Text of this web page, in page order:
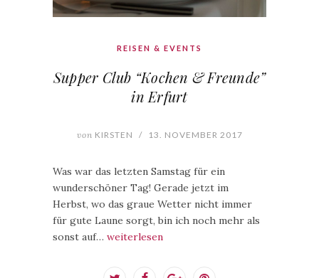
REISEN & EVENTS
Supper Club “Kochen & Freunde”
in Erfurt
von KIRSTEN / 13. NOVEMBER 2017
Was war das letzten Samstag für ein
wunderschöner Tag! Gerade jetzt im
Herbst, wo das graue Wetter nicht immer
für gute Laune sorgt, bin ich noch mehr als
sonst auf… weiterlesen